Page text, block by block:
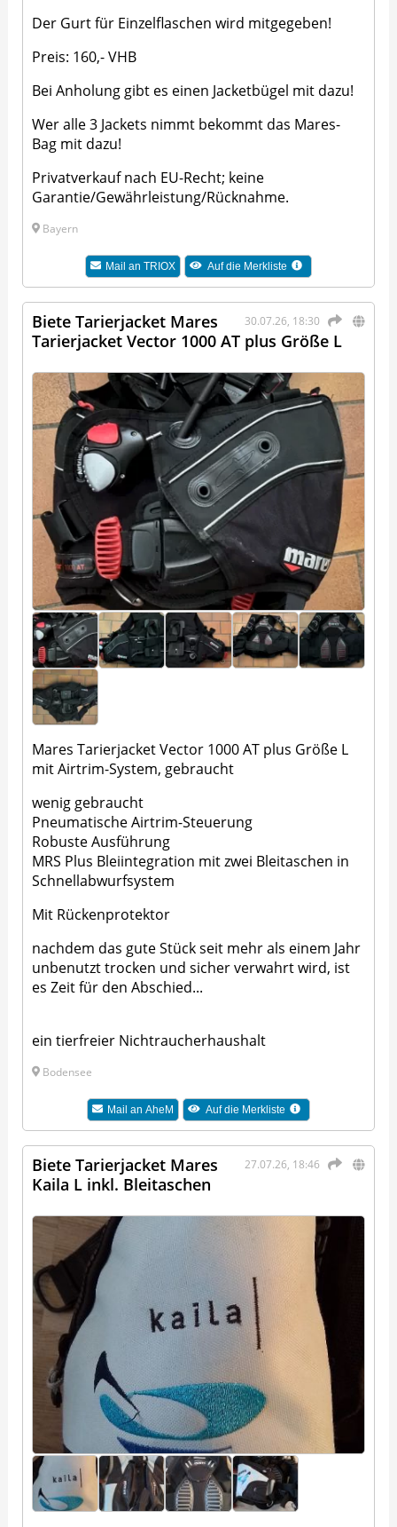
Der Gurt für Einzelflaschen wird mitgegeben!
Preis: 160,- VHB
Bei Anholung gibt es einen Jacketbügel mit dazu!
Wer alle 3 Jackets nimmt bekommt das Mares-
Bag mit dazu!
Privatverkauf nach EU-Recht; keine
Garantie/Gewährleistung/Rücknahme.
Bayern
Mail anTRIOX Auf die Merkliste
30.07.26, 18:30
Biete Tarierjacket Mares
Tarierjacket Vector 1000 AT plus Größe L
Mares Tarierjacket Vector 1000 AT plus Größe L
mit Airtrim-System, gebraucht
wenig gebraucht
Pneumatische Airtrim-Steuerung
Robuste Ausführung
MRS Plus Bleiintegration mit zwei Bleitaschen in
Schnellabwurfsystem
Mit Rückenprotektor
nachdem das gute Stück seit mehr als einem Jahr
unbenutzt trocken und sicher verwahrt wird, ist
es Zeit für den Abschied...
ein tierfreier Nichtraucherhaushalt
Bodensee
Mail anAheM Auf die Merkliste
27.07.26, 18:46
Biete Tarierjacket Mares
Kaila L inkl. Bleitaschen